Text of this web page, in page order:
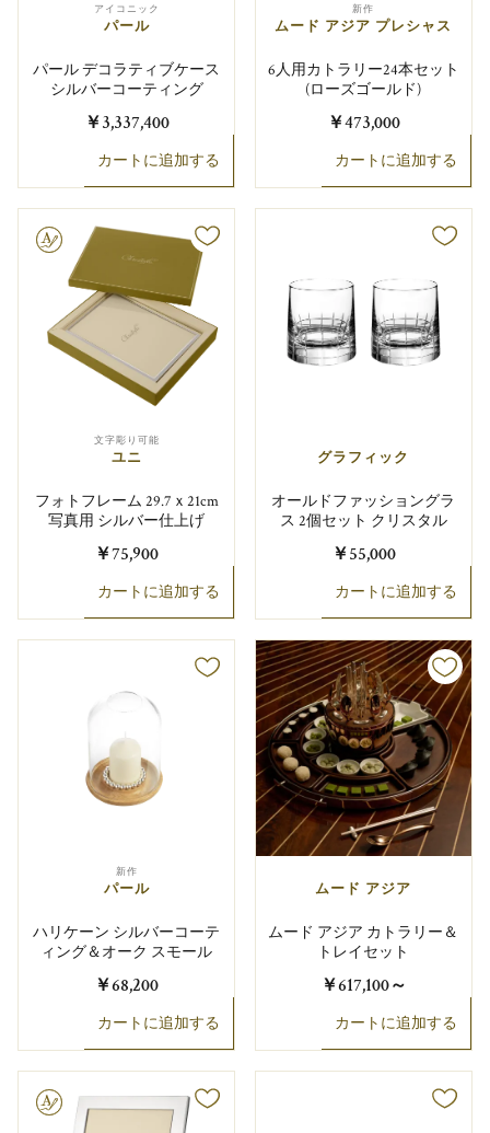
アイコニック
パール
パール デコラティブケース
シルバーコーティング
￥3,337,400
カートに追加する
新作
ムード アジア プレシャス
6人用カトラリー24本セット
(ローズゴールド)
￥473,000
カートに追加する
文字彫り可能
ユニ
フォトフレーム 29.7ｘ21cm
写真用 シルバー仕上げ
￥75,900
カートに追加する
グラフィック
オールドファッショングラ
ス 2個セット クリスタル
￥55,000
カートに追加する
新作
パール
ハリケーン シルバーコーテ
ィング＆オーク スモール
￥68,200
カートに追加する
ムード アジア
ムード アジア カトラリー＆
トレイセット
￥617,100～
カートに追加する